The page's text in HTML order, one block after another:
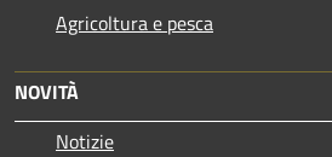
Agricoltura e pesca
NOVITÀ
Notizie